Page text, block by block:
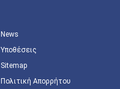
News
Υποθέσεις
Sitemap
Πολιτική Απορρήτου